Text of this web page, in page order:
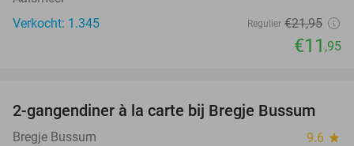
Verkocht: 1.345
Regulier €21,95
€11 ,95
12%
2-gangendiner à la carte bij Bregje Bussum
Bregje Bussum 9.6 star